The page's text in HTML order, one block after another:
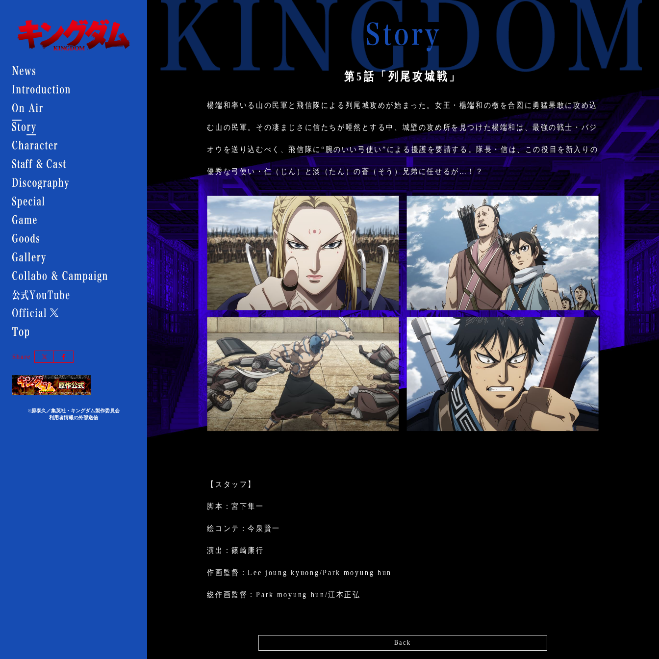
KINGDOM
KINGDOM
News
Introduction
News
Story
Character
Staff
Cast
Discography
Special
Game
GOODS
GALLERY
Collabo
Campaign
公
YouTube
Official
Top
Twitter
で
ェ
ア
Facebook
で
ェ
ア
原
作
©原泰久／集英社・キングダム製作委員会
利用者情報の外部送信
KINGDOM
Story
第5話「列尾攻城戦」
楊端和率いる山の民軍と飛信隊による列尾城攻めが始まった。女王・楊端和の檄を合図に勇猛果敢に攻め込
む山の民軍。その凄まじさに信たちが唖然とする中、城壁の攻め所を見つけた楊端和は、最強の戦士・バジ
オウを送り込むべく、飛信隊に“腕のいい弓使い”による援護を要請する。隊長・信は、この役目を新入りの
優秀な弓使い・仁（じん）と淡（たん）の蒼（そう）兄弟に任せるが…！？
【スタッフ】
脚本：宮下隼一
絵コンテ：今泉賢一
演出：篠崎康行
作画監督：Lee joung kyuong/Park moyung hun
総作画監督：Park moyung hun/江本正弘
Back